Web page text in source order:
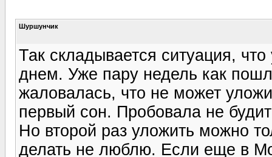
Шуршунчик
Так складывается ситуация,
днем. Уже пару недель как
жаловалась, что не может
первый сон. Пробовала не
Но второй раз уложить можно
делать не люблю. Если еще в